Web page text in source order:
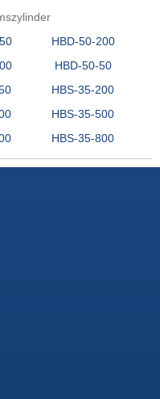
HBD-50-200
HBD-50-50
HBS-35-200
HBS-35-500
HBS-35-800